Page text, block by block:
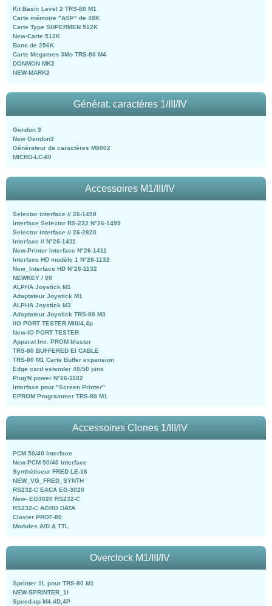
Kit Basic Level 2 TRS-80 M1
Carte mémoire "ASP" de 48K
Carte Type SUPERMEN 512K
New-Carte 512K
Banc de 256K
Carte Megamen 3Mo TRS-80 M4
DONMON MK2
NEW-MARK2
Générat. caractères 1/III/IV
Gendon 3
New Gendon3
Générateur de caractères M8002
MICRO-LC-80
Accessoires M1/III/IV
Selector interface // 26-1498
Interface Selector RS-232 N°26-1499
Selector interface // 26-2820
Interface // N°26-1411
New-Printer Interface N°26-1411
Interface HD modèle 1 N°26-1132
New_Interface HD N°26-1132
NEWKEY / 80
ALPHA Joystick M1
Adaptateur Joystick M1
ALPHA Joystick M3
Adaptateur Joystick TRS-80 M3
I/O PORT TESTER MIII/4,4p
New-IO PORT TESTER
Apparat Inc. PROM blaster
TRS-80 BUFFERED EI CABLE
TRS-80 M1 Carte Buffer expansion
Edge card estender 40/50 pins
Plug'N power N°26-1182
Interface pour "Screen Printer"
EPROM Programmer TRS-80 M1
Accessoires Clones 1/III/IV
PCM 50/40 Interface
New-PCM 50/40 Interface
Synthétiseur FRED LE-16
NEW_VG_FRED_SYNTH
RS232-C EACA EG-3020
New- EG3020 RS232-C
RS232-C AGRO DATA
Clavier PROF-80
Modules A/D & TTL
Overclock M1/III/IV
Sprinter 1L pour TRS-80 M1
NEW-SPRINTER_1l
Speed-up M4,4D,4P